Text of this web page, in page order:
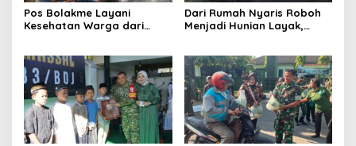
Pos Bolakme Layani
Kesehatan Warga dari
Dari Rumah Nyaris Roboh
Menjadi Hunian Layak,